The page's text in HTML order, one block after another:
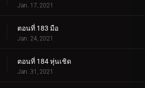
Jan. 17, 2021
ตอนที่ 183 มือ
Jan. 24, 2021
ตอนที่ 184 หุ่นเชิด
Jan. 31, 2021